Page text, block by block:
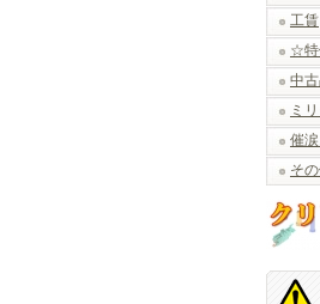
工賃
☆特
中
ミ
催
そ